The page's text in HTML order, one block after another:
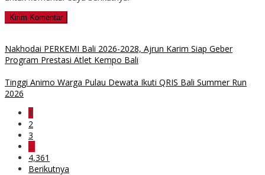
Nakhodai PERKEMI Bali 2026-2028, Ajrun Karim Siap Geber
Program Prestasi Atlet Kempo Bali
Tinggi Animo Warga Pulau Dewata Ikuti QRIS Bali Summer Run
2026
1
2
3
…
4,361
Berikutnya